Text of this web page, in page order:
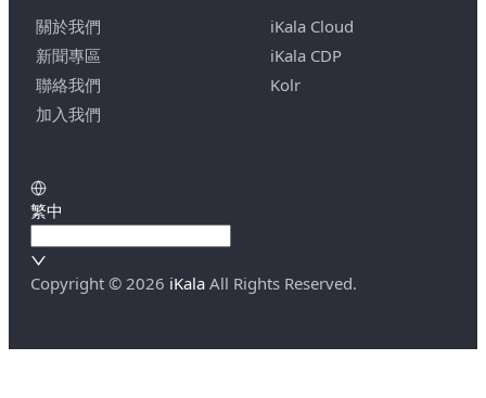
關於我們
新聞專區
聯絡我們
加入我們
iKala Cloud
iKala CDP
Kolr
繁中
Copyright © 2026 iKala All Rights Reserved.